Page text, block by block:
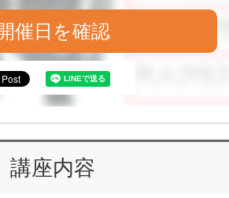
催日を確認
講座内容